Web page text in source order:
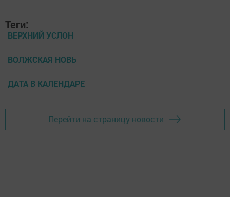
Теги:
ВЕРХНИЙ УСЛОН
ВОЛЖСКАЯ НОВЬ
ДАТА В КАЛЕНДАРЕ
Перейти на страницу новости